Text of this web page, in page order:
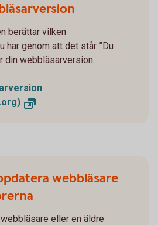
berättar vilken
har genom att det står ”Du
din webbläsarversion.
webbläsare
eller en äldre